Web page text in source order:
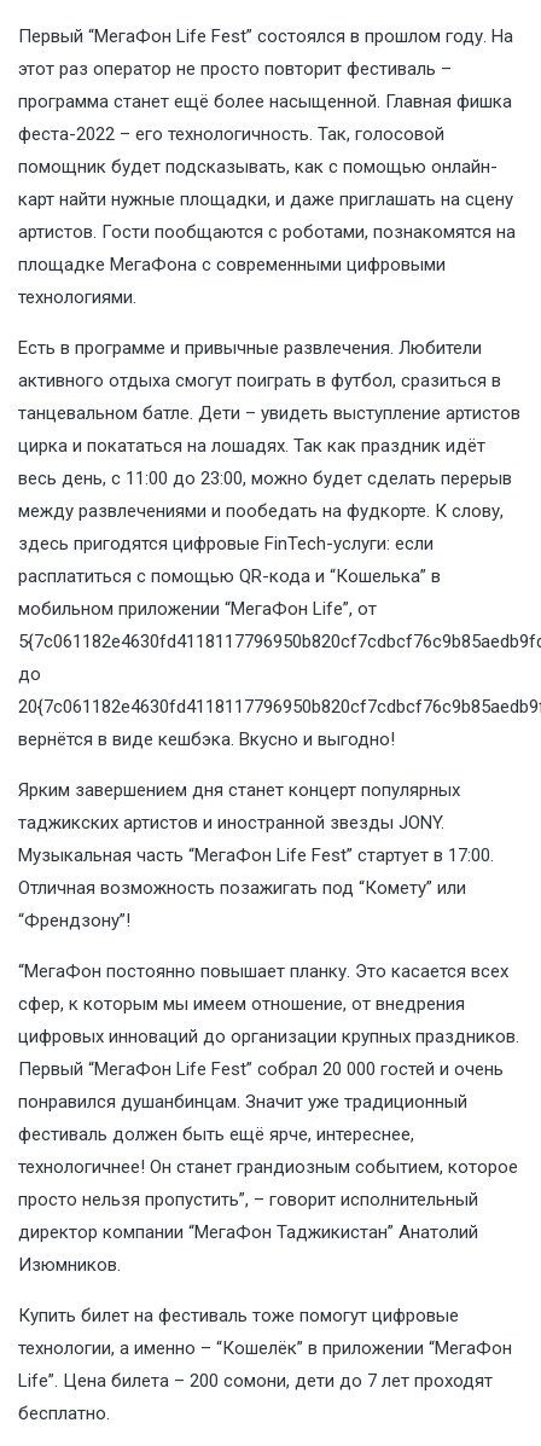
Первый “МегаФон Life Fest” состоялся в прошлом году. На
этот раз оператор не просто повторит фестиваль –
программа станет ещё более насыщенной. Главная фишка
феста-2022 – его технологичность. Так, голосовой
помощник будет подсказывать, как с помощью онлайн-
карт найти нужные площадки, и даже приглашать на сцену
артистов. Гости пообщаются с роботами, познакомятся на
площадке МегаФона с современными цифровыми
технологиями.
Есть в программе и привычные развлечения. Любители
активного отдыха смогут поиграть в футбол, сразиться в
танцевальном батле. Дети – увидеть выступление артистов
цирка и покататься на лошадях. Так как праздник идёт
весь день, с 11:00 до 23:00, можно будет сделать перерыв
между развлечениями и пообедать на фудкорте. К слову,
здесь пригодятся цифровые FinTech-услуги: если
расплатиться с помощью QR-кода и “Кошелька” в
мобильном приложении “МегаФон Life”, от
до
вернётся в виде кешбэка. Вкусно и выгодно!
Ярким завершением дня станет концерт популярных
таджикских артистов и иностранной звезды JONY.
Музыкальная часть “МегаФон Life Fest” стартует в 17:00.
Отличная возможность позажигать под “Комету” или
“Френдзону”!
“МегаФон постоянно повышает планку. Это касается всех
сфер, к которым мы имеем отношение, от внедрения
цифровых инноваций до организации крупных праздников.
Первый “МегаФон Life Fest” собрал 20 000 гостей и очень
понравился душанбинцам. Значит уже традиционный
фестиваль должен быть ещё ярче, интереснее,
технологичнее! Он станет грандиозным событием, которое
просто нельзя пропустить”, – говорит исполнительный
директор компании “МегаФон Таджикистан” Анатолий
Изюмников.
Купить билет на фестиваль тоже помогут цифровые
технологии, а именно – “Кошелёк” в приложении “МегаФон
Life”. Цена билета – 200 сомони, дети до 7 лет проходят
бесплатно.